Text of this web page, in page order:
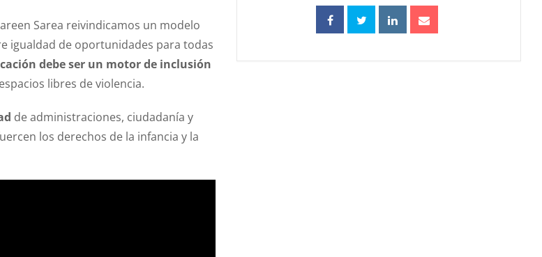
Sarea reivindicamos un modelo
igualdad de oportunidades para todas
debe ser un motor de inclusión
libres de violencia.
de administraciones, ciudadanía y
los derechos de la infancia y la